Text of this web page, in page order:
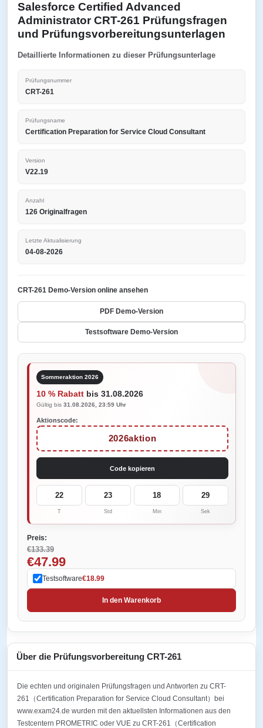
Salesforce Certified Advanced
Administrator CRT-261 Prüfungsfragen
und Prüfungsvorbereitungsunterlagen
Detaillierte Informationen zu dieser Prüfungsunterlage
Prüfungsnummer
CRT-261
Prüfungsname
Certification Preparation for Service Cloud Consultant
Version
V22.19
Anzahl
126 Originalfragen
Letzte Aktualisierung
04-08-2026
CRT-261 Demo-Version online ansehen
PDF Demo-Version
Testsoftware Demo-Version
Sommeraktion 2026
10 % Rabatt bis 31.08.2026
Gültig bis 31.08.2026, 23:59 Uhr
Aktionscode:
2026aktion
Code kopieren
22
T
23
Std
18
Min
29
Sek
Preis:
€133.39
€47.99
Testsoftware€18.99
In den Warenkorb
Über die Prüfungsvorbereitung CRT-261
Die echten und originalen Prüfungsfragen und Antworten zu CRT-
261（Certification Preparation for Service Cloud Consultant）bei
www.exam24.de wurden mit den aktuellsten Informationen aus den
Testcentern PROMETRIC oder VUE zu CRT-261（Certification